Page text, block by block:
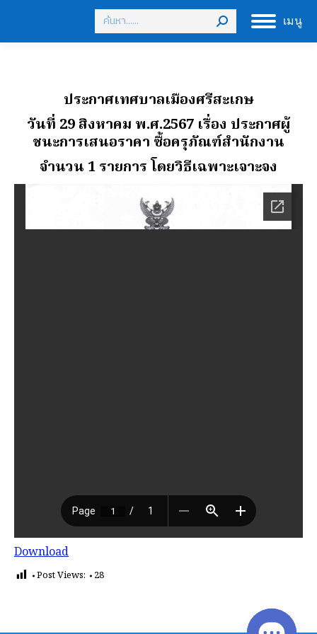
เมนู
Search:
ประกาศเทศบาลเมืองศรีสะเกษ
วันที่ 29 สิงหาคม พ.ศ.2567 เรื่อง ประกาศผู้
ชนะการเสนอราคา ซื้อครุภัณฑ์สํานักงาน
จํานวน 1 รายการ โดยวิธีเฉพาะเจาะจง
Download
Post Views: 28